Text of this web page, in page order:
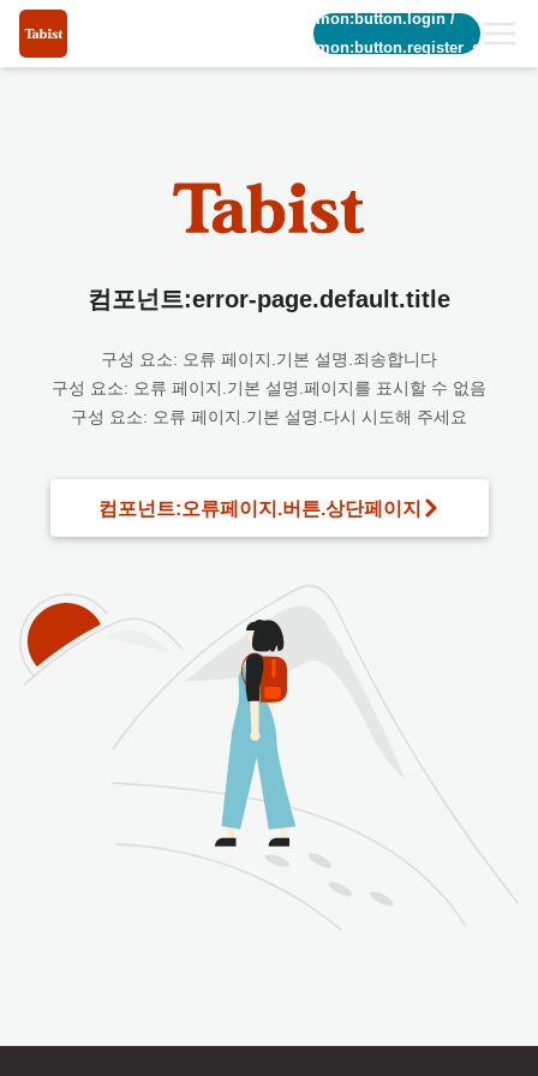
common:button.login/
common:button.register_short
컴포넌트:error-page.default.title
구성 요소: 오류 페이지.기본 설명.죄송합니다
구성 요소: 오류 페이지.기본 설명.페이지를 표시할 수 없음
구성 요소: 오류 페이지.기본 설명.다시 시도해 주세요
컴포넌트:오류페이지.버튼.상단페이지